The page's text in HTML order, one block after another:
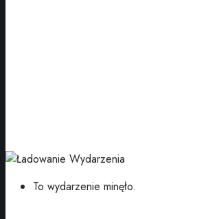
To wydarzenie minęło.